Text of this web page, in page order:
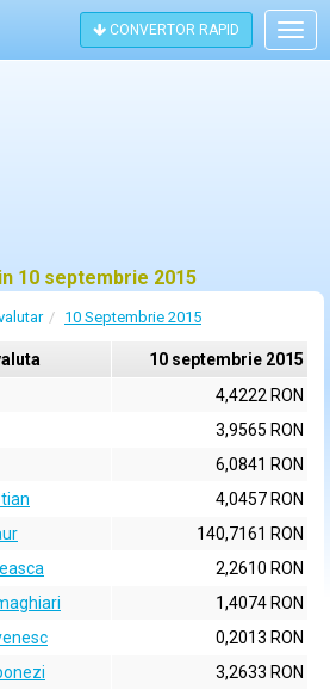
CONVERTOR RAPID
10 septembrie 2015
10 Septembrie 2015
10 septembrie 2015
4,4222 RON
3,9565 RON
6,0841 RON
4,0457 RON
140,7161 RON
2,2610 RON
1,4074 RON
0,2013 RON
3,2633 RON